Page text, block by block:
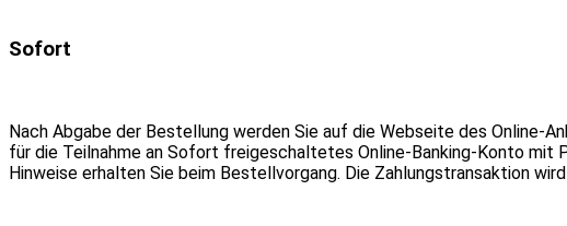
Sofort
Nach Abgabe der Bestellung werden Sie auf die Webseite des Online-
für die Teilnahme an Sofort freigeschaltetes Online-Banking-Konto mit
Hinweise erhalten Sie beim Bestellvorgang. Die Zahlungstransaktion